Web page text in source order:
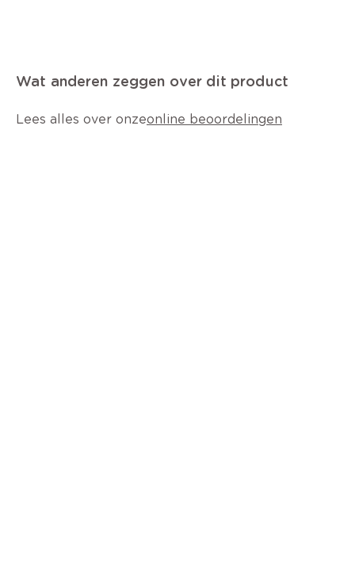
Wat anderen zeggen over dit product
Lees alles over onzeonline beoordelingen